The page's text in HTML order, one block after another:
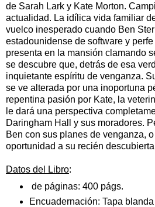
de Sarah Lark y Kate Morton.
actualidad. La idílica vida familiar
vuelco inesperado cuando Ben
estadounidense de software y perfe
presenta en la mansión clamando
se descubre que, detrás de esa
inquietante espíritu de venganza.
se ve alterada por una inoportuna
repentina pasión por Kate, la
le dará una perspectiva
Daringham Hall y sus moradores.
Ben con sus planes de venganza,
oportunidad a su recién
Datos del Libro:
de páginas: 400 págs.
Encuadernación: Tapa blanda